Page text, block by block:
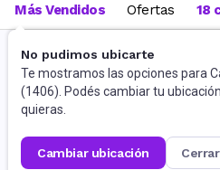
No pudimos ubicarte
Te mostramos las opciones para
(1406). Podés cambiar tu
quieras.
cambiar ubicación cerrar
Más Vendidos Ofertas 18
No